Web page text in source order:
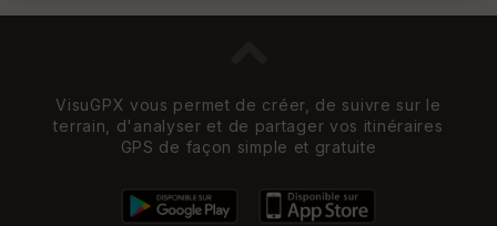
VisuGPX vous permet de créer, de suivre sur le
terrain, d'analyser et de partager vos itinéraires
GPS de façon simple et gratuite